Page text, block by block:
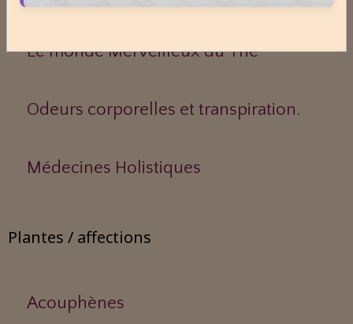
Le monde Merveilleux du Thé
Odeurs corporelles et transpiration.
Médecines Holistiques
Plantes / affections
Acouphènes